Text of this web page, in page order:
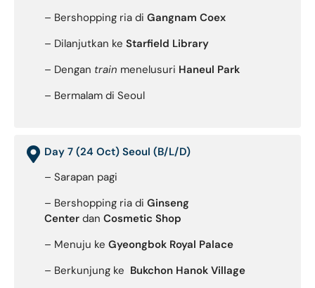
– Bershopping ria di Gangnam Coex
– Dilanjutkan ke Starfield Library
– Dengan train menelusuri Haneul Park
– Bermalam di Seoul
Day 7 (24 Oct) Seoul (B/L/D)
– Sarapan pagi
– Bershopping ria di Ginseng
Center dan Cosmetic Shop
– Menuju ke Gyeongbok Royal Palace
– Berkunjung ke Bukchon Hanok Village